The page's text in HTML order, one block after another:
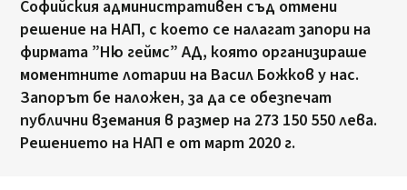
Софийския административен съд отмени
решение на НАП, с което се налагат запори на
фирмата ”Ню геймс” АД, която организираше
моментните лотарии на Васил Божков у нас.
Запорът бе наложен, за да се обезпечат
публични вземания в размер на 273 150 550 лева.
Решението на НАП е от март 2020 г.